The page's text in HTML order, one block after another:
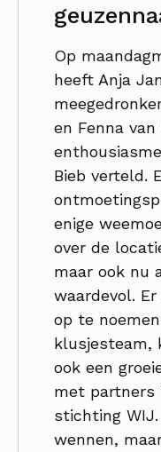
Op
heeft Anja
en Fenna
Bieb verteld.
enige
over de
maar ook nu
waardevol.
op te
klusjesteam,
ook een
met partners
stichting
wennen,